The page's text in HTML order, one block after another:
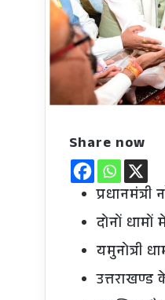
Share now
दोनों
यमुनोत्री